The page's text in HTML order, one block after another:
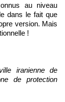
au niveau
dans le fait que
version. Mais
!
iranienne de
de protection